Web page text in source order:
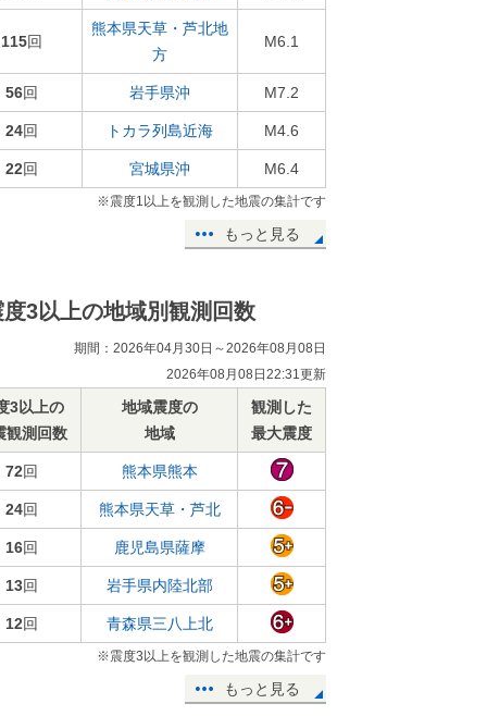
115回
熊本県天草・芦北地
方
M6.1
56回 岩手県沖 M7.2
24回 トカラ列島近海 M4.6
22回 宮城県沖 M6.4
※震度1以上を観測した地震の集計です
もっと見る
度3以上の地域別観測回数
期間：2026年04月30日～2026年08月08日
2026年08月08日22:31更新
3以上の
観測回数
地域震度の
地域
観測した
最大震度
72回 熊本県熊本
24回 熊本県天草・芦北
16回 鹿児島県薩摩
13回 岩手県内陸北部
12回 青森県三八上北
※震度3以上を観測した地震の集計です
もっと見る